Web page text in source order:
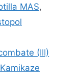
MAS,
(III)